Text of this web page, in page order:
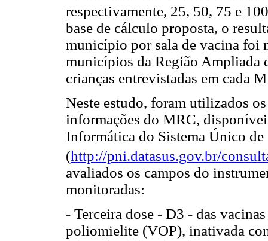
respectivamente, 25, 50, 75 e
base de cálculo proposta, o
município por sala de vacina foi
municípios da Região Ampliada
crianças entrevistadas em cada
Neste estudo, foram utilizados
informações do MRC,
Informática do Sistema Único de
(http://pni.datasus.gov.br/
avaliados os campos do
monitoradas:
- Terceira dose - D3 - das
poliomielite (VOP), inativada